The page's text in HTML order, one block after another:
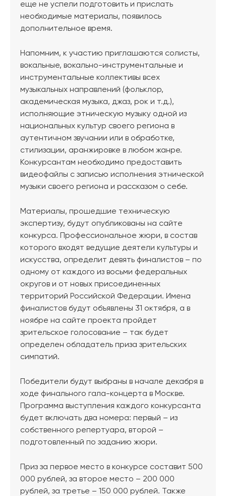
еще не успели подготовить и прислать
необходимые материалы, появилось
дополнительное время.
Напомним, к участию приглашаются солисты,
вокальные, вокально-инструментальные и
инструментальные коллективы всех
музыкальных направлений (фольклор,
академическая музыка, джаз, рок и т.д.),
исполняющие этническую музыку одной из
национальных культур своего региона в
аутентичном звучании или в обработке,
стилизации, аранжировке в любом жанре.
Конкурсантам необходимо предоставить
видеофайлы с записью исполнения этнической
музыки своего региона и рассказом о себе.
Материалы, прошедшие техническую
экспертизу, будут опубликованы на сайте
конкурса. Профессиональное жюри, в состав
которого входят ведущие деятели культуры и
искусства, определит девять финалистов – по
одному от каждого из восьми федеральных
округов и от новых присоединенных
территорий Российской Федерации. Имена
финалистов будут объявлены 31 октября, а в
ноябре на сайте проекта пройдет
зрительское голосование – так будет
определен обладатель приза зрительских
симпатий.
Победители будут выбраны в начале декабря в
ходе финального гала-концерта в Москве.
Программа выступления каждого конкурсанта
будет включать два номера: первый – из
собственного репертуара, второй –
подготовленный по заданию жюри.
Приз за первое место в конкурсе составит 500
000 рублей, за второе место – 200 000
рублей, за третье – 150 000 рублей. Также